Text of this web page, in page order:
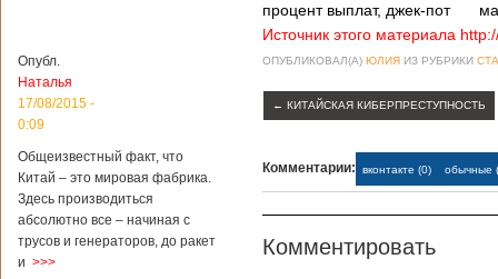
Китайским
археологам
обнаружить
крупнейший рудник
по добыче бирюзы
на территории
Уйгурского
автономного
Опубл.
Наталья
17/08/2015 -
0:09
Общеизвестный факт, что
Китай – это мировая фабрика.
Здесь производиться
абсолютно все – начиная с
трусов и генераторов, до ракет
и >>>
процент выплат, джек-пот
Источник этого материала
ОПУБЛИКОВАЛ(А) ЮЛИЯ ИЗ РУБРИКИ
← КИТАЙСКАЯ КИБЕРПРЕСТУПНОСТЬ
Комментарии: вконтакте (0) обычные
Комментировать